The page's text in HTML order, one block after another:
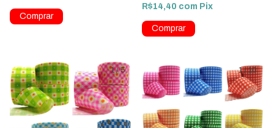
R$14,40 com Pix
1/5 1/10